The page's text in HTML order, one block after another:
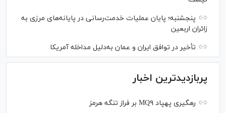
پنجشنبه؛ پایان ﻋﻤﻠﯿﺎﺕ ﺧﺪﻣﺖ‌ﺭﺳﺎﻧﯽ در پایانه‌های مرزی ﺑﻪ
ﺯﺍﺋﺮان ﺍﺭﺑﻌﯿﻦ
تأخیر در توافق ایران و عمان به‌دلیل مداخله آمریکا
پربازدیدترین اخبار
رهگیری پهپاد MQ۹ بر فراز تنگه هرمز